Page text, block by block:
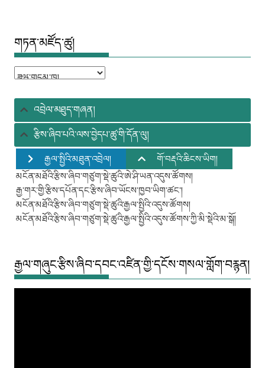
གཏན་མཛོད་ཚུ།
གཏན་
ཚུ།
འབྲེལ་མཐུད་གཞན།
རྩིས་ཞིབ་པའི་ལས་བྱེདཔ་ཚུ་གི་དོན་ལུ།
རྒྱལ་སྤྱིའི་མཐུན་འབྲེལ།
གོ་བརྡའི་ཆིངས་ཡིག།
མངོན་མཐོའི་རྩིས་ཞིབ་གཙུག་སྡེ་ཚུའི་ཨེ་ཤི་ཡན་འདུས་ཚོགས།
རྒྱ་གར་གྱི་རྩིས་དཔོན་དང་རྩིས་ཞིབ་ཡོངས་ཁྱབ་ཡིག་ཚང་།
མངོན་མཐོའི་རྩིས་ཞིབ་གཙུག་སྡེ་ཚུའི་རྒྱལ་སྤྱིའི་འདུས་ཚོགས།
མངོན་མཐོའི་རྩིས་ཞིབ་གཙུག་སྡེ་ཚུའི་རྒྱལ་སྤྱིའི་འདུས་ཚོགས་ཀྱི་མི་སྡེའི་མ་སྒོ།
རྒྱལ་གཞུང་རྩིས་ཞིབ་དབང་འཛིན་གྱི་དངོས་གསལ་གློག་བརྙན།